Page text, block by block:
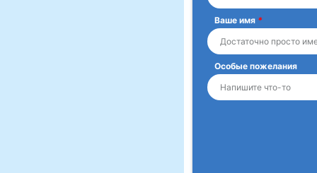
Ваше имя *
Особые пожелания